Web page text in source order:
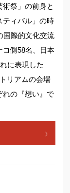
祭」の前身と
ティバル」の時
国際的文化交流
コ側58名、日本
に表現した
リアムの会場
れの『想い』で